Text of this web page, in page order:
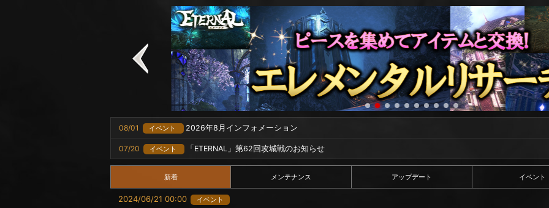
08/01 イベント 2026年8月インフォメーション
07/20 イベント 「ETERNAL」第62回攻城戦のお知らせ
新着 メンテナンス アップデート イベント
2024/06/21 00:00 イベント